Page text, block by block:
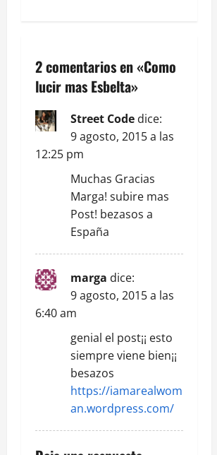
2 comentarios en «Como
lucir mas Esbelta»
Street Code dice:
9 agosto, 2015 a las
12:25 pm
Muchas Gracias
Marga! subire mas
Post! bezasos a
España
marga dice:
9 agosto, 2015 a las
6:40 am
genial el post¡¡ esto
siempre viene bien¡¡
besazos
https://iamarealwom
an.wordpress.com/